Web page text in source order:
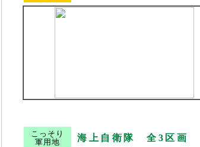
こっそり
軍用地
海上自衛隊 全3区画